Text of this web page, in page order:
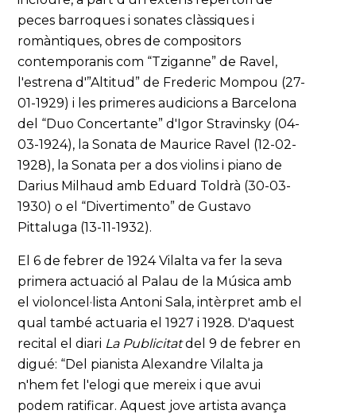
peces barroques i sonates clàssiques i
romàntiques, obres de compositors
contemporanis com “Tziganne” de Ravel,
l'estrena d'”Altitud” de Frederic Mompou (27-
01-1929) i les primeres audicions a Barcelona
del “Duo Concertante” d'Igor Stravinsky (04-
03-1924), la Sonata de Maurice Ravel (12-02-
1928), la Sonata per a dos violins i piano de
Darius Milhaud amb Eduard Toldrà (30-03-
1930) o el “Divertimento” de Gustavo
Pittaluga (13-11-1932).
El 6 de febrer de 1924 Vilalta va fer la seva
primera actuació al Palau de la Música amb
el violoncel·lista Antoni Sala, intèrpret amb el
qual també actuaria el 1927 i 1928. D'aquest
recital el diari La Publicitatdel 9 de febrer en
digué: “Del pianista Alexandre Vilalta ja
n'hem fet l'elogi que mereix i que avui
podem ratificar. Aquest jove artista avança